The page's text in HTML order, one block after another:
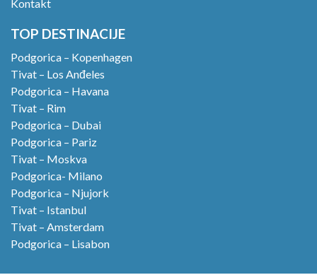
Kontakt
TOP DESTINACIJE
Podgorica – Kopenhagen
Tivat – Los Anđeles
Podgorica – Havana
Tivat – Rim
Podgorica – Dubai
Podgorica – Pariz
Tivat – Moskva
Podgorica- Milano
Podgorica – Njujork
Tivat – Istanbul
Tivat – Amsterdam
Podgorica – Lisabon